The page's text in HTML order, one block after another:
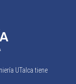
UTalca tiene